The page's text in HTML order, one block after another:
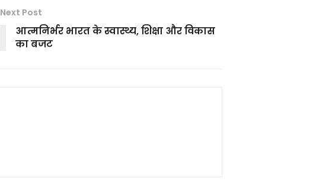
Next Post
आत्मनिर्भर भारत के स्वास्थ्य, शिक्षा और विकास
का बजट